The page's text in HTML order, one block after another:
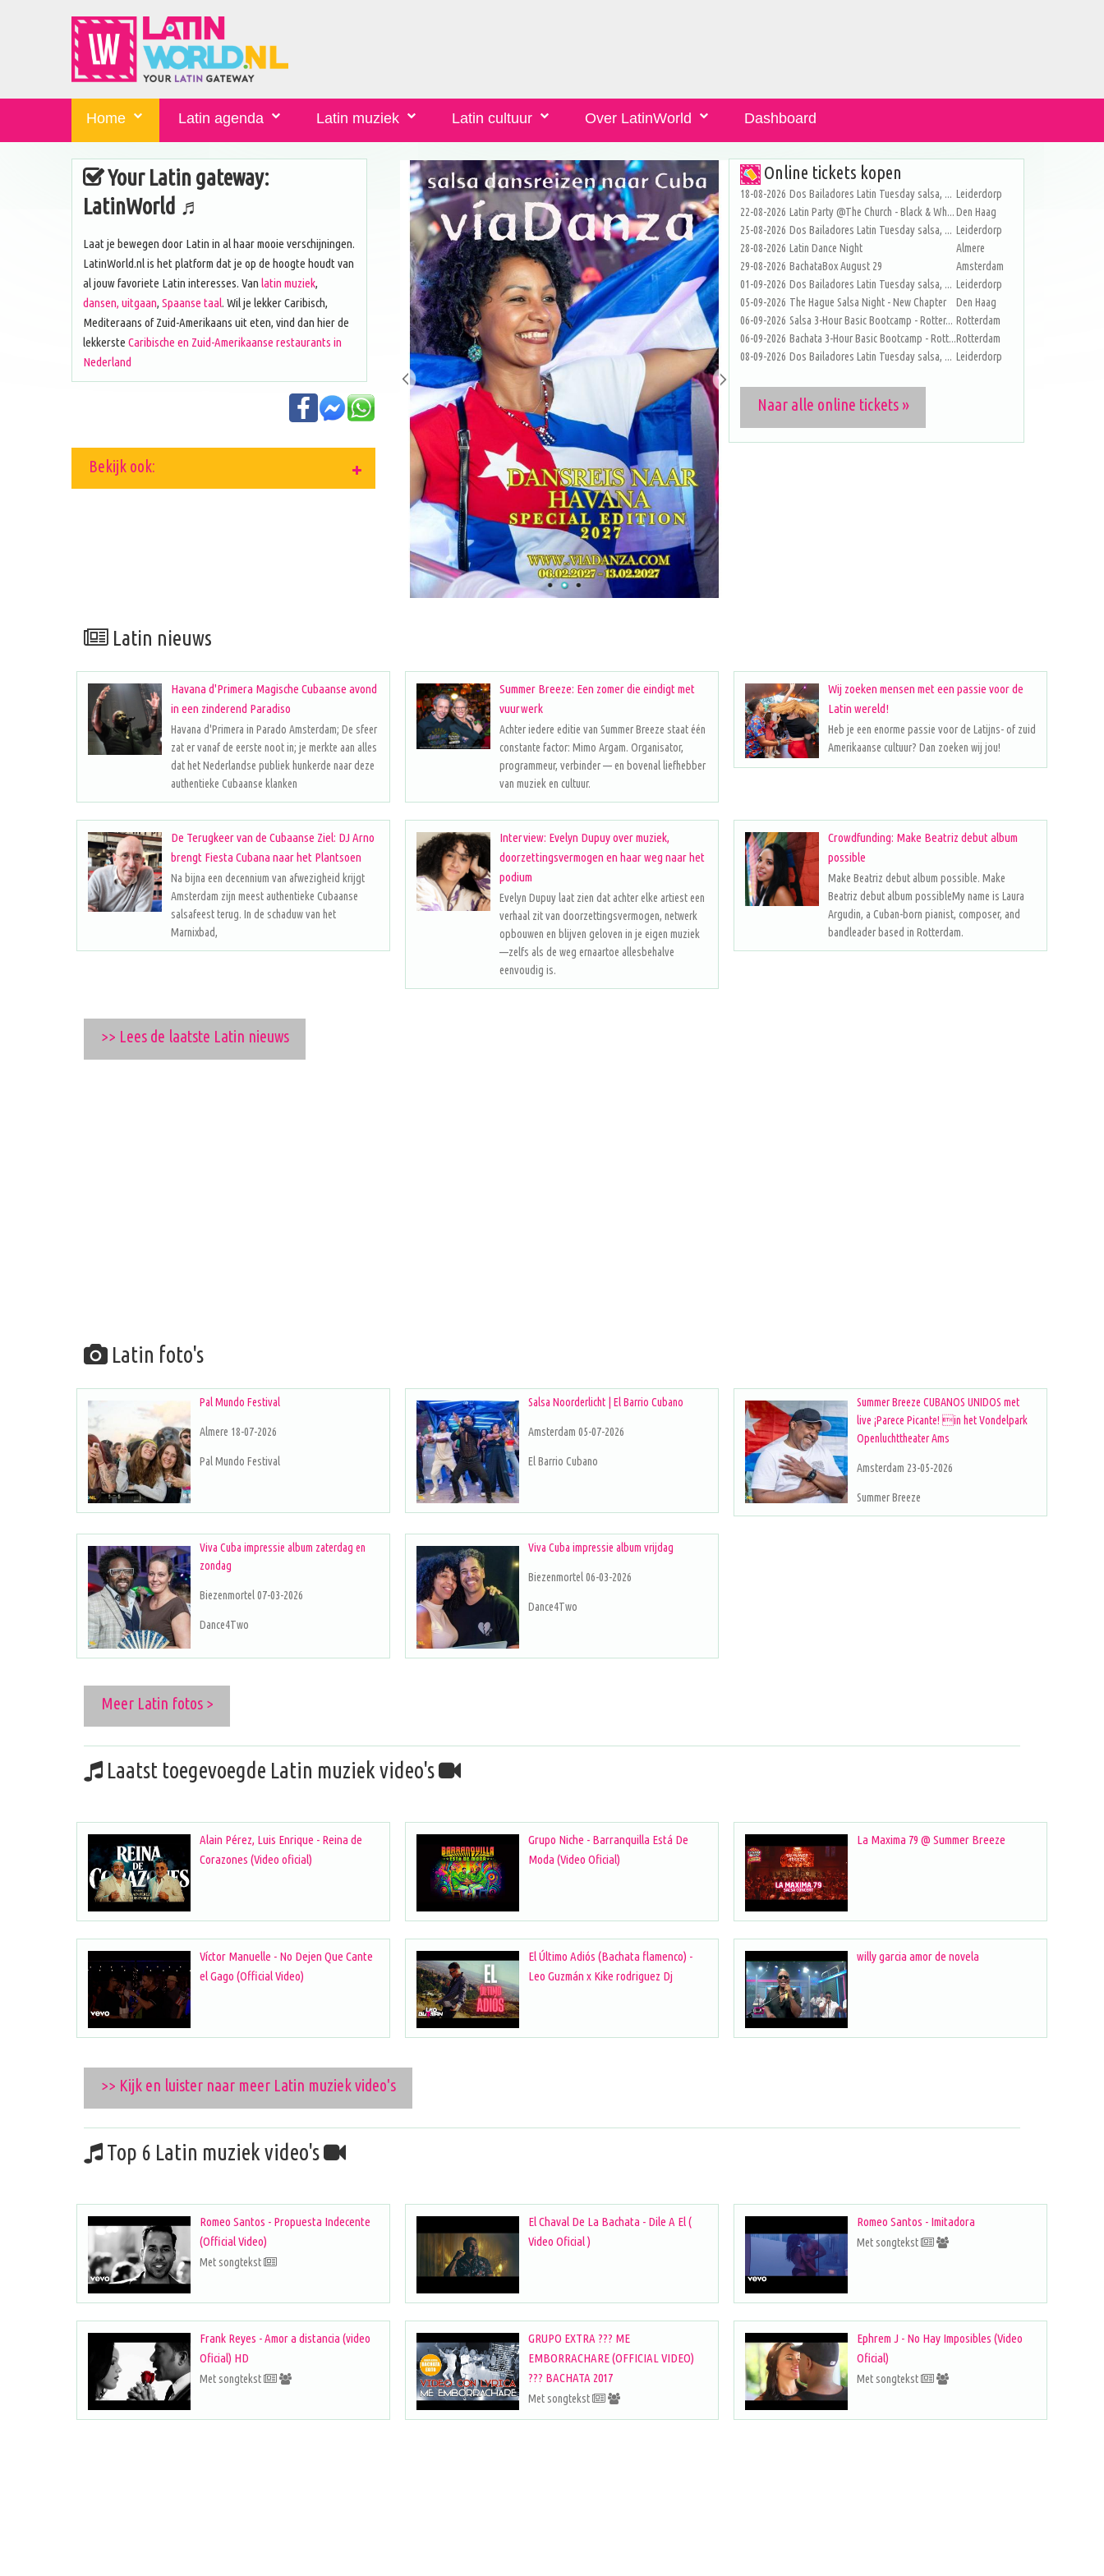
Home Latin agenda Latin muziek Latin cultuur Over LatinWorld Dashboard
Your Latin gateway:
LatinWorld ♬
Laat je bewegen door Latin in al haar mooie verschijningen.
LatinWorld.nl is het platform dat je op de hoogte houdt van
al jouw favoriete Latin interesses. Van latin muziek,
dansen, uitgaan, Spaanse taal. Wil je lekker Caribisch,
Mediteraans of Zuid-Amerikaans uit eten, vind dan hier de
lekkerste Caribische en Zuid-Amerikaanse restaurants in
Nederland
Bekijk ook:
Online tickets kopen
18-08-2026 Dos Bailadores Latin Tuesday salsa, ... Leiderdorp
22-08-2026 Latin Party @The Church - Black & Wh...Den Haag
25-08-2026 Dos Bailadores Latin Tuesday salsa, ... Leiderdorp
28-08-2026 Latin Dance Night
Almere
29-08-2026 BachataBox August 29
Amsterdam
01-09-2026 Dos Bailadores Latin Tuesday salsa, ... Leiderdorp
05-09-2026 The Hague Salsa Night - New Chapter
Den Haag
06-09-2026 Salsa 3-Hour Basic Bootcamp - Rotter... Rotterdam
06-09-2026 Bachata 3-Hour Basic Bootcamp - Rott...Rotterdam
08-09-2026 Dos Bailadores Latin Tuesday salsa, ... Leiderdorp
Naar alle online tickets »
Latin nieuws
Havana d'Primera Magische Cubaanse avond
in een zinderend Paradiso
Havana d'Primera in Parado Amsterdam; De sfeer
zat er vanaf de eerste noot in; je merkte aan alles
dat het Nederlandse publiek hunkerde naar deze
authentieke Cubaanse klanken
Summer Breeze: Een zomer die eindigt met
vuurwerk
Achter iedere editie van Summer Breeze staat één
constante factor: Mimo Argam. Organisator,
programmeur, verbinder — en bovenal liefhebber
van muziek en cultuur.
Wij zoeken mensen met een passie voor de
Latin wereld!
Heb je een enorme passie voor de Latijns- of zuid
Amerikaanse cultuur? Dan zoeken wij jou!
De Terugkeer van de Cubaanse Ziel: DJ Arno
brengt Fiesta Cubana naar het Plantsoen
Na bijna een decennium van afwezigheid krijgt
Amsterdam zijn meest authentieke Cubaanse
salsafeest terug. In de schaduw van het
Marnixbad,
Interview: Evelyn Dupuy over muziek,
doorzettingsvermogen en haar weg naar het
podium
Evelyn Dupuy laat zien dat achter elke artiest een
verhaal zit van doorzettingsvermogen, netwerk
opbouwen en blijven geloven in je eigen muziek
—zelfs als de weg ernaartoe allesbehalve
eenvoudig is.
Crowdfunding: Make Beatriz debut album
possible
Make Beatriz debut album possible. Make
Beatriz debut album possibleMy name is Laura
Argudin, a Cuban-born pianist, composer, and
bandleader based in Rotterdam.
>> Lees de laatste Latin nieuws
Latin foto's
Pal Mundo Festival
Almere 18-07-2026
Pal Mundo Festival
Salsa Noorderlicht | El Barrio Cubano
Amsterdam 05-07-2026
El Barrio Cubano
Summer Breeze CUBANOS UNIDOS met
live ¡Parece Picante! in het Vondelpark
Openluchttheater Ams
Amsterdam 23-05-2026
Summer Breeze
Viva Cuba impressie album zaterdag en
zondag
Biezenmortel 07-03-2026
Dance4Two
Viva Cuba impressie album vrijdag
Biezenmortel 06-03-2026
Dance4Two
Meer Latin fotos >
Laatst toegevoegde Latin muziek video's
Alain Pérez, Luis Enrique - Reina de
Corazones (Video oficial)
Grupo Niche - Barranquilla Está De
Moda (Video Oficial)
La Maxima 79 @ Summer Breeze
Víctor Manuelle - No Dejen Que Cante
el Gago (Official Video)
El Último Adiós (Bachata flamenco) -
Leo Guzmán x Kike rodriguez Dj
willy garcia amor de novela
>> Kijk en luister naar meer Latin muziek video's
Top 6 Latin muziek video's
Romeo Santos - Propuesta Indecente
(Official Video)
Met songtekst
El Chaval De La Bachata - Dile A El (
Video Oficial )
Romeo Santos - Imitadora
Met songtekst
Frank Reyes - Amor a distancia (video
Oficial) HD
Met songtekst
GRUPO EXTRA ??? ME
EMBORRACHARE (OFFICIAL VIDEO)
??? BACHATA 2017
Met songtekst
Ephrem J - No Hay Imposibles (Video
Oficial)
Met songtekst